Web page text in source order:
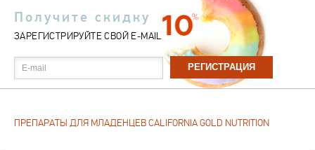
Получите скидку
ЗАРЕГИСТРИРУЙТЕ СВОЙ E-MAIL
E-mail
ПРЕПАРАТЫ ДЛЯ МЛАДЕНЦЕВ CALIFORNIA GOLD NUTRITION